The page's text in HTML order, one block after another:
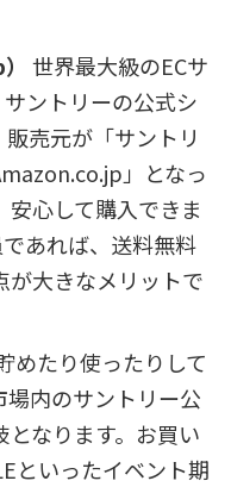
世界最大級のECサ
ントリーの公式シ
売元が「サントリ
」となっ
心して購入できま
あれば、送料無料
が大きなメリットで
めたり使ったりして
内のサントリー公
なります。お買い
といったイベント期